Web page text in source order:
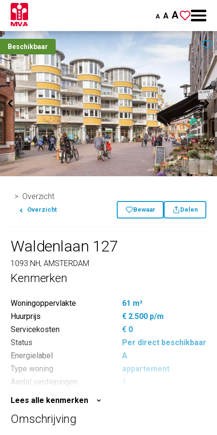
A A A
Beschikbaar
Overzicht
Overzicht Bewaar Delen
Waldenlaan 127
1093 NH, AMSTERDAM
Kenmerken
Woningoppervlakte
61 m²
Huurprijs
€ 2.500 p/m
Servicekosten
€ 0
Status
Per direct beschikbaar
Energielabel
A
Type woning
appartement
Aantal verdiepingen
1
Aantal kamers
Inhoud
Lees alle kenmerken
Omschrijving